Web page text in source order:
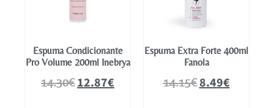
Espuma Condicionante
Pro Volume 200ml Inebrya
14.30€12.87€
Espuma Extra Forte 400ml
Fanola
14.15€8.49€